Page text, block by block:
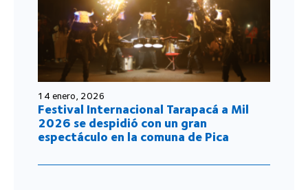
14 enero, 2026
Festival Internacional Tarapacá a Mil
2026 se despidió con un gran
espectáculo en la comuna de Pica